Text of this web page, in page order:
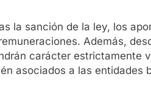
la sanción de la ley, los
Además,
carácter estrictamente
asociados a las entidades